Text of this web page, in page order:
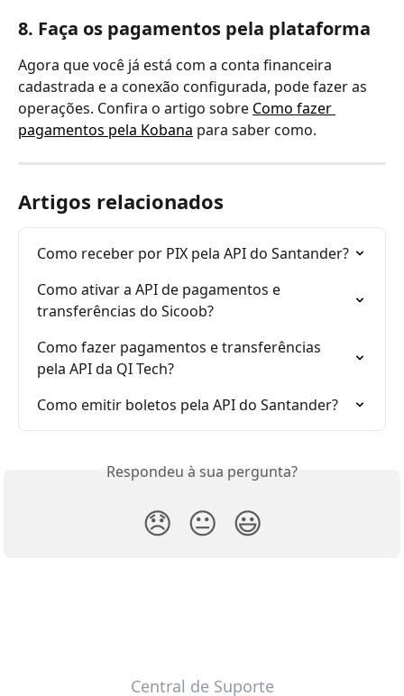
8. Faça os pagamentos pela plataforma
Agora que você já está com a conta financeira
cadastrada e a conexão configurada, pode fazer as
operações. Confira o artigo sobre Como fazer
pagamentos pela Kobana para saber como.
Artigos relacionados
Como receber por PIX pela API do Santander?
Como ativar a API de pagamentos e
transferências do Sicoob?
Como fazer pagamentos e transferências
pela API da QI Tech?
Como emitir boletos pela API do Santander?
Respondeu à sua pergunta?
😞 😐 😃
Central de Suporte